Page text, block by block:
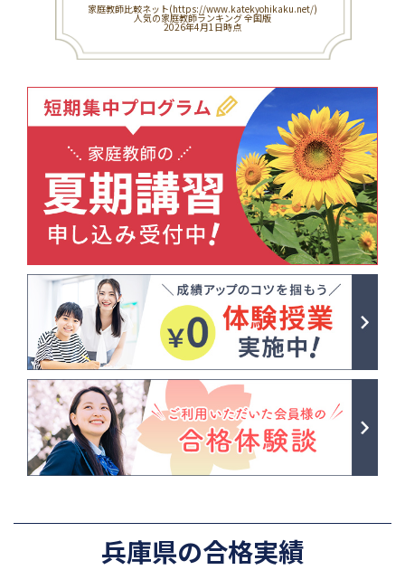
家庭教師比較ネット(https://www.katekyohikaku.net/)
人気の家庭教師ランキング 全国版
2026年4月1日時点
兵庫県の合格実績